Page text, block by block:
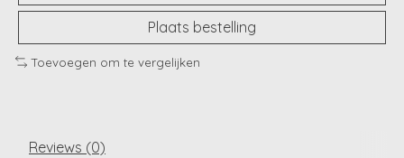
Plaats bestelling
Toevoegen om te vergelijken
Reviews (0)